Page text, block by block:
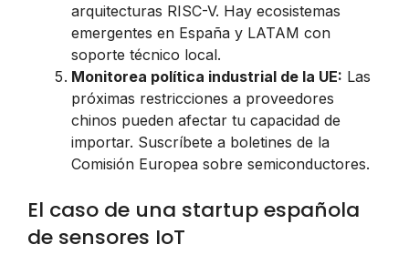
arquitecturas RISC-V. Hay ecosistemas
emergentes en España y LATAM con
soporte técnico local.
Monitorea política industrial de la UE: Las
próximas restricciones a proveedores
chinos pueden afectar tu capacidad de
importar. Suscríbete a boletines de la
Comisión Europea sobre semiconductores.
El caso de una startup española
de sensores IoT